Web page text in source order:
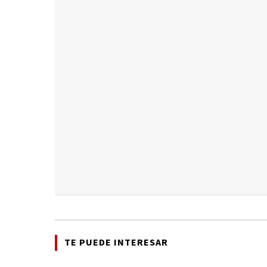
TE PUEDE INTERESAR